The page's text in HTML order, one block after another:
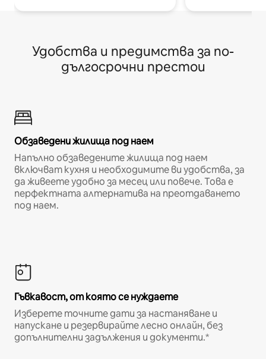
Удобства и предимства за по-
дългосрочни престои
Обзаведени жилища под наем
Напълно обзаведените жилища под наем
включват кухня и необходимите ви удобства, за
да живеете удобно за месец или повече. Това е
перфектната алтернатива на преотдаването
под наем.
Гъвкавост, от която се нуждаете
Изберете точните дати за настаняване и
напускане и резервирайте лесно онлайн, без
допълнителни задължения и документи.*